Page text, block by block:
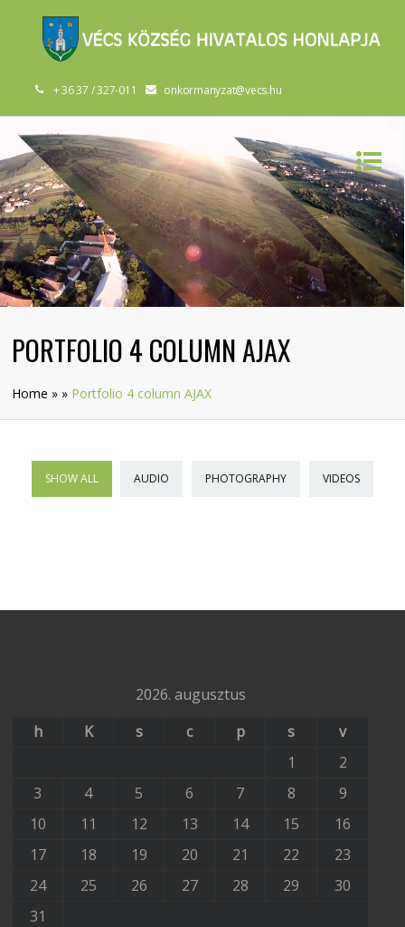
+ 36 37 / 327-011 onkormanyzat@vecs.hu
PORTFOLIO 4 COLUMN AJAX
Home » » Portfolio 4 column AJAX
SHOW ALL AUDIO PHOTOGRAPHY VIDEOS
2026. augusztus
h
K s c p s
v
1
2
3
4 5 6 7 8
9
10
11 12 13 14 15
16
17
18 19 20 21 22
23
24
25 26 27 28 29
30
31